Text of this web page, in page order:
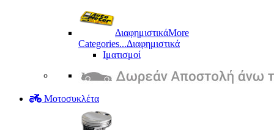
ΔιαφημιστικάMore
Categories...Διαφημιστικά
Ιματισμοί
Μοτοσυκλέτα